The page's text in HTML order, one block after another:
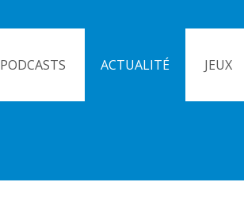
PODCASTS ACTUALITÉ JEUX